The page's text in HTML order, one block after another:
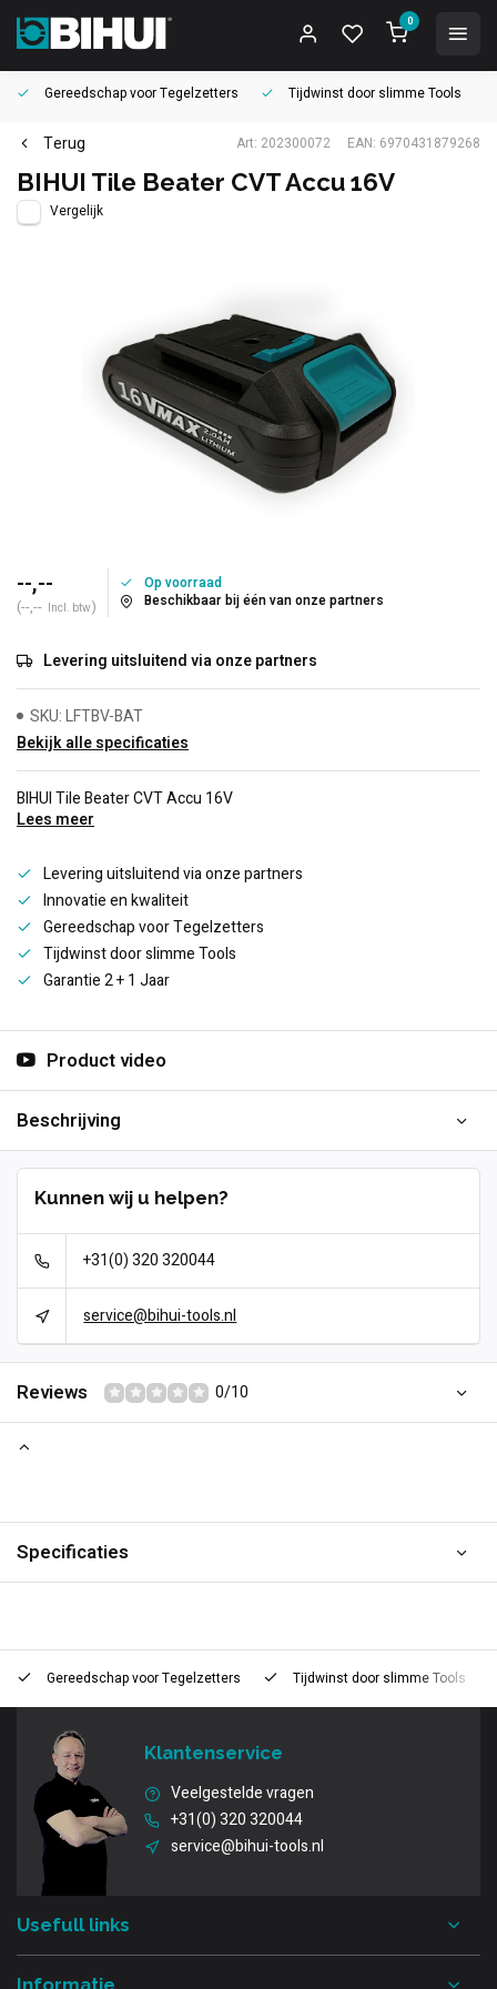
0
Gereedschap voorTegelzetters Tijdwinst door slimme Tools
Terug Art: 202300072 EAN: 6970431879268
BIHUI Tile Beater CVT Accu 16V
Vergelijk
--,--
(--,-- Incl. btw)
Op voorraad
Beschikbaar bij één van onze partners
Levering uitsluitend via onze partners
SKU: LFTBV-BAT
Bekijk alle specificaties
BIHUI Tile Beater CVT Accu 16V
Lees meer
Levering uitsluitend via onze partners
Innovatie en kwaliteit
Gereedschap voor Tegelzetters
Tijdwinst door slimme Tools
Garantie 2 + 1 Jaar
Product video
Beschrijving
Kunnen wij u helpen?
+31(0) 320 320044
service@bihui-tools.nl
Reviews 0/10
Specificaties
Gereedschap voorTegelzetters Tijdwinst door slimme Tools
Klantenservice
Veelgestelde vragen
+31(0) 320 320044
service@bihui-tools.nl
Usefull links
Informatie